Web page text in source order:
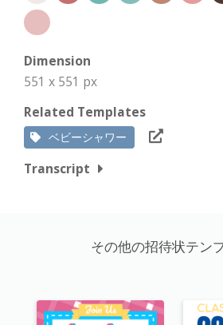
Dimension
551 x 551 px
Related Templates
ベビーシャワー
Transcript
その他の招待状テン